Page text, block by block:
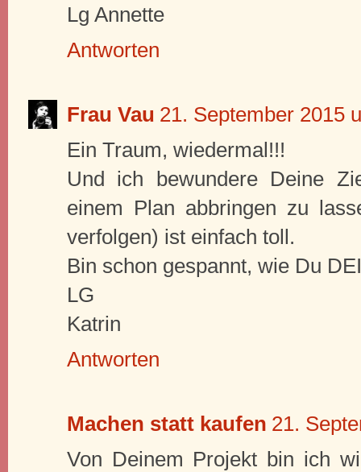
Lg Annette
Antworten
Frau Vau 21. September 2015
Ein Traum, wiedermal!!!
Und ich bewundere Deine
einem Plan abbringen zu
verfolgen) ist einfach toll.
Bin schon gespannt, wie Du
LG
Katrin
Antworten
Machen statt kaufen 21.
Von Deinem Projekt bin ich